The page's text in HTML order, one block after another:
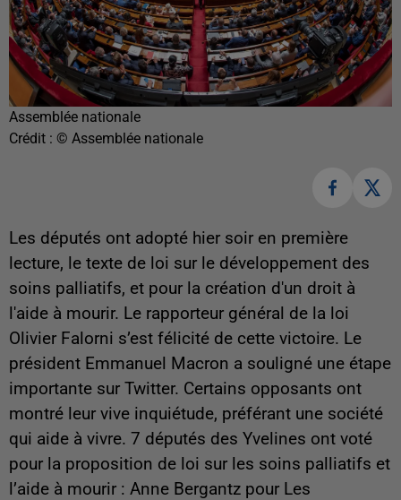
Assemblée nationale
Crédit : © Assemblée nationale
Les députés ont adopté hier soir en première
lecture, le texte de loi sur le développement des
soins palliatifs, et pour la création d'un droit à
l'aide à mourir. Le rapporteur général de la loi
Olivier Falorni s’est félicité de cette victoire. Le
président Emmanuel Macron a souligné une étape
importante sur Twitter. Certains opposants ont
montré leur vive inquiétude, préférant une société
qui aide à vivre. 7 députés des Yvelines ont voté
pour la proposition de loi sur les soins palliatifs et
l’aide à mourir : Anne Bergantz pour Les